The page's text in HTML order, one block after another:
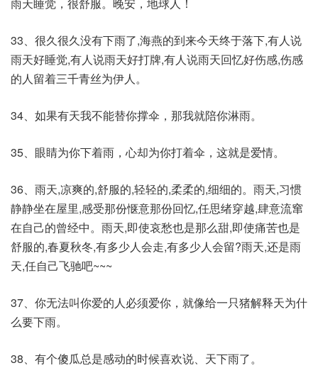
33、很久很久没有下雨了,海燕的到来今天终于落下,有人说
雨天好睡觉,有人说雨天好打牌,有人说雨天回忆好伤感,伤感
的人留着三千青丝为伊人。
34、如果有天我不能替你撑伞，那我就陪你淋雨。
35、眼睛为你下着雨，心却为你打着伞，这就是爱情。
36、雨天,凉爽的,舒服的,轻轻的,柔柔的,细细的。雨天,习惯
静静坐在屋里,感受那份惬意那份回忆,任思绪穿越,肆意流窜
在自己的曾经中。雨天,即使哀愁也是那么甜,即使痛苦也是
舒服的,春夏秋冬,有多少人会走,有多少人会留?雨天,还是雨
天,任自己飞驰吧~~~
37、你无法叫你爱的人必须爱你，就像给一只猪解释天为什
么要下雨。
38、有个傻瓜总是感动的时候喜欢说、天下雨了。